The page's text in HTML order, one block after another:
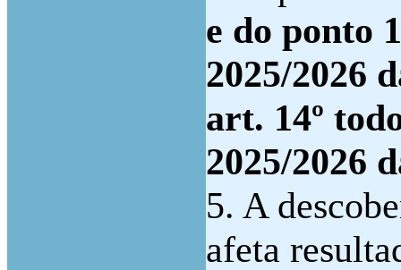
e do ponto
2025/2026
art. 14º
2025/2026
5. A
afeta